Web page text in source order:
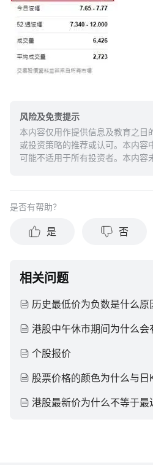
风险及免责提示
本内容仅用作提供信息及教育之目
或投资策略的推荐或认可。本内容
可能不适用于所有投资者。本内容
结果。投资涉及风险和损失本金的
任何陈述或保证。
是否有帮助？
是 否
相关问题
历史最低价为负数是什么原
港股中午休市期间为什么会
个股报价
股票价格的颜色为什么与日
港股最新价为什么不等于